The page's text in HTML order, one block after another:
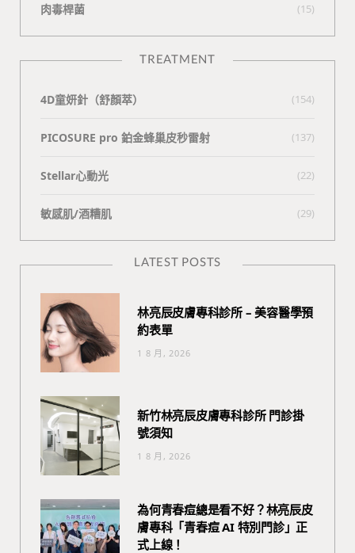
肉毒桿菌 (15)
TREATMENT
4D童妍針（舒顏萃） (154)
PICOSURE pro 鉑金蜂巢皮秒雷射 (137)
Stellar心動光 (22)
敏感肌/酒糟肌 (29)
LATEST POSTS
林亮辰皮膚專科診所 – 美容醫學預
約表單
1 8 月, 2026
新竹林亮辰皮膚專科診所 門診掛
號須知
1 8 月, 2026
為何青春痘總是看不好？林亮辰皮
膚專科「青春痘 AI 特別門診」正
式上線！